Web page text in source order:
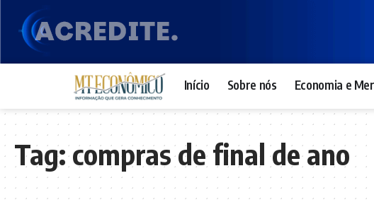
Início Sobre nós Economia e
Tag:compras de final de ano